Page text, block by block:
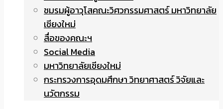
ชมรมผู้อาวุโสคณะวิศวกรรมศาสตร์ มหาวิทยาลัย
เชียงใหม่
สื่อของคณะฯ
Social Media
มหาวิทยาลัยเชียงใหม่
กระทรวงการอุดมศึกษา วิทยาศาสตร์ วิจัยและ
นวัตกรรม